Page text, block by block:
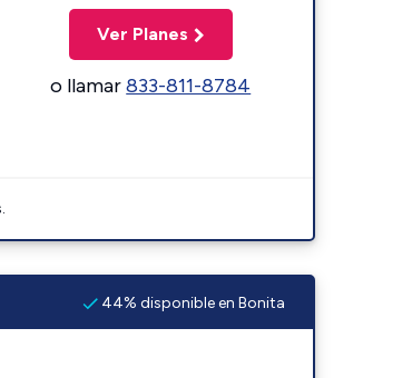
Ver Planes
o llamar833-811-8784
44% disponible en Bonita